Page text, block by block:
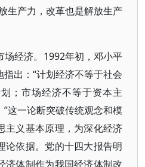
生产力，改革也是解放生产
场经济。1992年初，邓小平
出：“计划经济不等于社会
；市场经济不等于资本主
这一论断突破传统观念和模
主义基本原理，为深化经济
论依据。党的十四大报告明
济体制作为我国经济体制改